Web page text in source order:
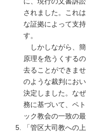
されました。これ
な証拠によって支
す。
しかしながら、
原理を危うくする
去ることができま
のような裁判にお
決定しました。な
務に基づいて、ペ
ック教会の一致の
「管区大司教への上